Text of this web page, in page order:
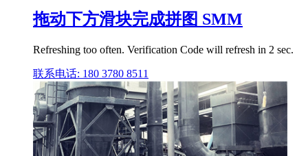
拖动下方滑块完成拼图 SMM
Refreshing too often. Verification Code will refresh in 2 sec.
联系电话: 180 3780 8511